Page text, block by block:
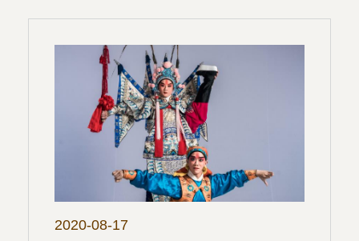
2020-08-17